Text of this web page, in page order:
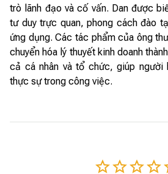
trò lãnh đạo và cố vấn. Dan được
tư duy trực quan, phong cách đào
ứng dụng. Các tác phẩm của ông
chuyển hóa lý thuyết kinh doanh
cả cá nhân và tổ chức, giúp
thực sự trong công việc.